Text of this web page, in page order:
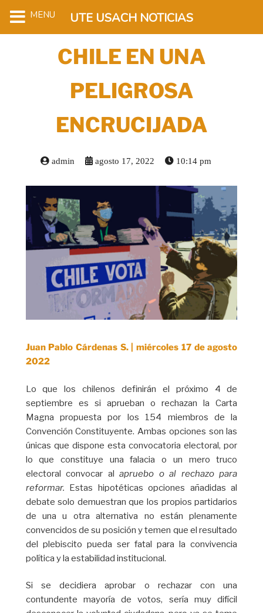
CHILE EN UNA
PELIGROSA
ENCRUCIJADA
admin agosto 17, 2022 10:14 pm
Juan Pablo Cárdenas S. | miércoles 17 de agosto
2022
Lo que los chilenos definirán el próximo 4 de
septiembre es si aprueban o rechazan la Carta
Magna propuesta por los 154 miembros de la
Convención Constituyente. Ambas opciones son las
únicas que dispone esta convocatoria electoral, por
lo que constituye una falacia o un mero truco
electoral convocar alapruebo o al rechazo para
reformar. Estas hipotéticas opciones añadidas al
debate solo demuestran que los propios partidarios
de una u otra alternativa no están plenamente
convencidos de su posición y temen que el resultado
del plebiscito pueda ser fatal para la convivencia
política y la estabilidad institucional.
Si se decidiera aprobar o rechazar con una
contundente mayoría de votos, sería muy difícil
MENU UTE USACH NOTICIAS